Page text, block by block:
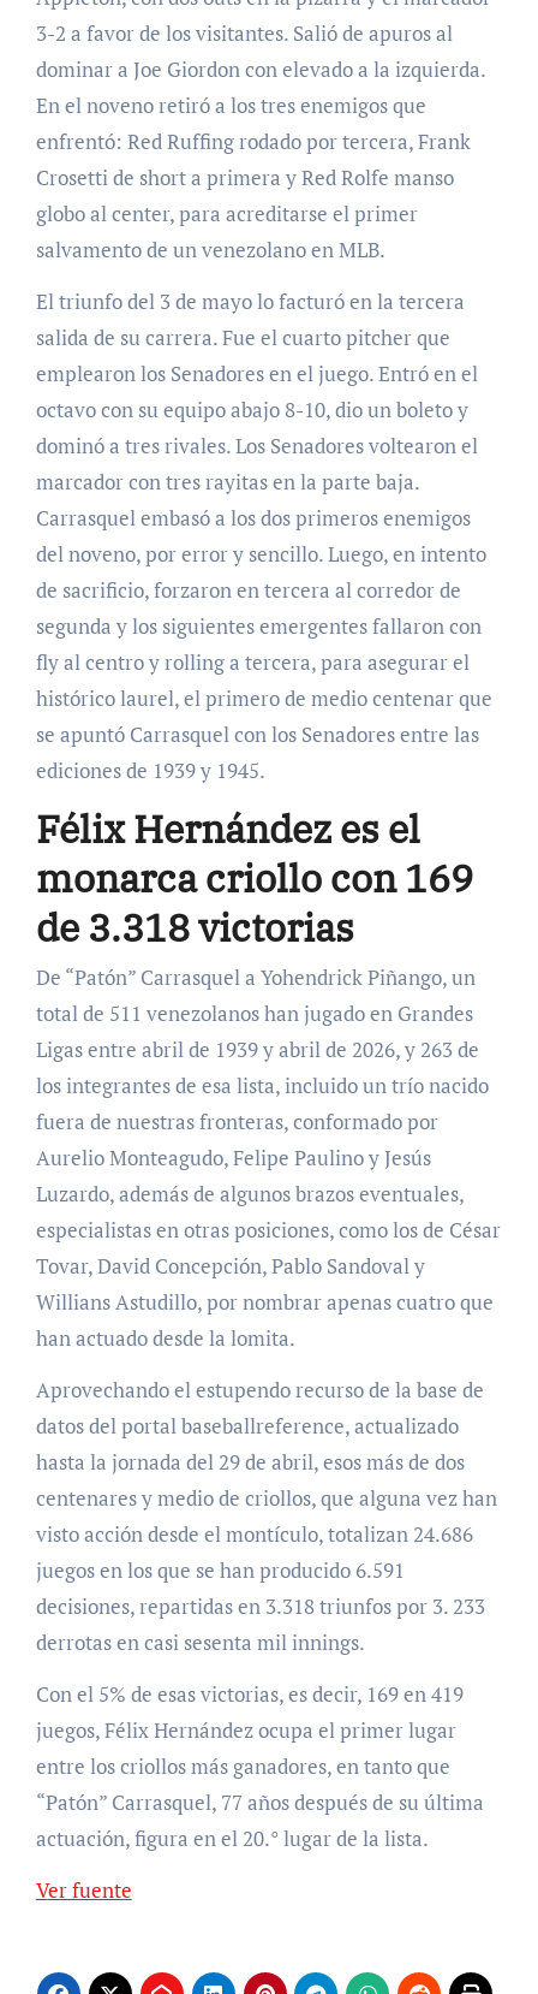
3-2 a favor de los visitantes. Salió de apuros al
dominar a Joe Giordon con elevado a la izquierda.
En el noveno retiró a los tres enemigos que
enfrentó: Red Ruffing rodado por tercera, Frank
Crosetti de short a primera y Red Rolfe manso
globo al center, para acreditarse el primer
salvamento de un venezolano en MLB.
El triunfo del 3 de mayo lo facturó en la tercera
salida de su carrera. Fue el cuarto pitcher que
emplearon los Senadores en el juego. Entró en el
octavo con su equipo abajo 8-10, dio un boleto y
dominó a tres rivales. Los Senadores voltearon el
marcador con tres rayitas en la parte baja.
Carrasquel embasó a los dos primeros enemigos
del noveno, por error y sencillo. Luego, en intento
de sacrificio, forzaron en tercera al corredor de
segunda y los siguientes emergentes fallaron con
fly al centro y rolling a tercera, para asegurar el
histórico laurel, el primero de medio centenar que
se apuntó Carrasquel con los Senadores entre las
ediciones de 1939 y 1945.
Félix Hernández es el
monarca criollo con 169
de 3.318 victorias
De “Patón” Carrasquel a Yohendrick Piñango, un
total de 511 venezolanos han jugado en Grandes
Ligas entre abril de 1939 y abril de 2026, y 263 de
los integrantes de esa lista, incluido un trío nacido
fuera de nuestras fronteras, conformado por
Aurelio Monteagudo, Felipe Paulino y Jesús
Luzardo, además de algunos brazos eventuales,
especialistas en otras posiciones, como los de César
Tovar, David Concepción, Pablo Sandoval y
Willians Astudillo, por nombrar apenas cuatro que
han actuado desde la lomita.
Aprovechando el estupendo recurso de la base de
datos del portal baseballreference, actualizado
hasta la jornada del 29 de abril, esos más de dos
centenares y medio de criollos, que alguna vez han
visto acción desde el montículo, totalizan 24.686
juegos en los que se han producido 6.591
decisiones, repartidas en 3.318 triunfos por 3. 233
derrotas en casi sesenta mil innings.
Con el 5% de esas victorias, es decir, 169 en 419
juegos, Félix Hernández ocupa el primer lugar
entre los criollos más ganadores, en tanto que
“Patón” Carrasquel, 77 años después de su última
actuación, figura en el 20.° lugar de la lista.
Ver fuente